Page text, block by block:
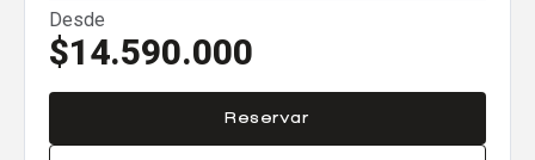
Desde
$14.590.000
Reservar